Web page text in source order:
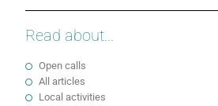
Read about...
Open calls
All articles
Local activities